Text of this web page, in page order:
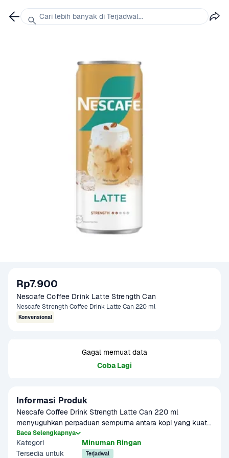
Rp7.900
Nescafe Coffee Drink Latte Strength Can
Nescafe Strength Coffee Drink Latte Can 220 ml
Konvensional
Gagal memuat data
Coba Lagi
Informasi Produk
Nescafe Coffee Drink Strength Latte Can 220 ml
menyuguhkan perpaduan sempurna antara kopi yang kuat
dan susu yang creamy dalam kemasan praktis. Rasa kopi
yang lebih bold membuatnya cocok untuk penyuka latte
dengan karakter lebih kuat. Siap dinikmati kapan saja, di
Baca Selengkapnya
Kategori
Minuman Ringan
Tersedia untuk
Terjadwal
Cari lebih banyak di Terjadwal...